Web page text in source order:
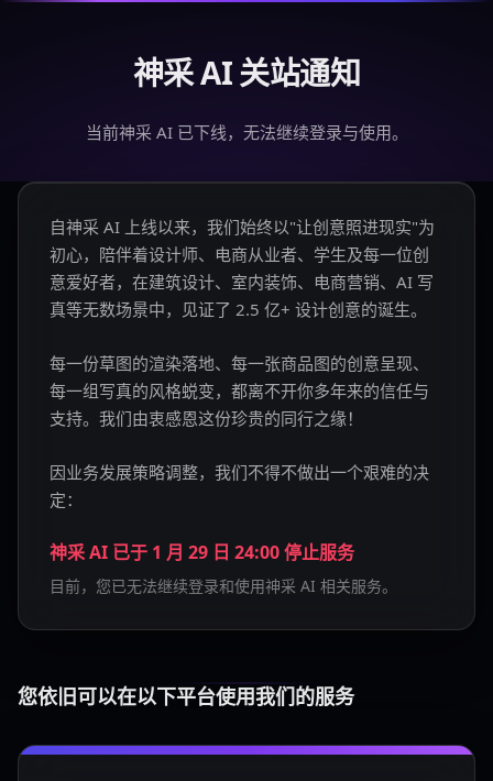
神采 AI 关站通知
当前神采 AI 已下线，无法继续登录与使用。
自神采 AI 上线以来，我们始终以"让创意照进现实"为
初心，陪伴着设计师、电商从业者、学生及每一位创
意爱好者，在建筑设计、室内装饰、电商营销、AI 写
真等无数场景中，见证了 2.5 亿+ 设计创意的诞生。
每一份草图的渲染落地、每一张商品图的创意呈现、
每一组写真的风格蜕变，都离不开你多年来的信任与
支持。我们由衷感恩这份珍贵的同行之缘！
因业务发展策略调整，我们不得不做出一个艰难的决
定：
神采 AI 已于 1 月 29 日 24:00 停止服务
目前，您已无法继续登录和使用神采 AI 相关服务。
您依旧可以在以下平台使用我们的服务